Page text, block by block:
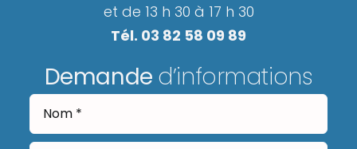
et de 13 h 30 à 17 h 30
Tél. 03 82 58 09 89
Demande d’informations